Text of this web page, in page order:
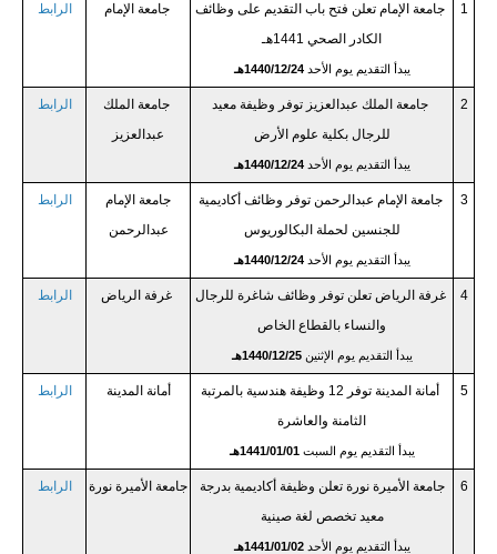
1
جامعة الإمام تعلن فتح باب التقديم على وظائف
الكادر الصحي 1441هـ
يبدأ التقديم يوم الأحد1440/12/24هـ
جامعة الإمام الرابط
2
جامعة الملك عبدالعزيز توفر وظيفة معيد
للرجال بكلية علوم الأرض
يبدأ التقديم يوم الأحد1440/12/24هـ
جامعة الملك
عبدالعزيز
الرابط
3
جامعة الإمام عبدالرحمن توفر وظائف أكاديمية
للجنسين لحملة البكالوريوس
يبدأ التقديم يوم الأحد1440/12/24هـ
جامعة الإمام
عبدالرحمن
الرابط
4
غرفة الرياض تعلن توفر وظائف شاغرة للرجال
والنساء بالقطاع الخاص
يبدأ التقديم يوم الإثنين1440/12/25هـ
غرفة الرياض الرابط
5
أمانة المدينة توفر 12 وظيفة هندسية بالمرتبة
الثامنة والعاشرة
يبدأ التقديم يوم السبت1441/01/01هـ
أمانة المدينة الرابط
6
جامعة الأميرة نورة تعلن وظيفة أكاديمية بدرجة
معيد تخصص لغة صينية
يبدأ التقديم يوم الأحد1441/01/02هـ
جامعة الأميرة نورة الرابط